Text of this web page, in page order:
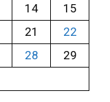
14
15
21
22
28
29